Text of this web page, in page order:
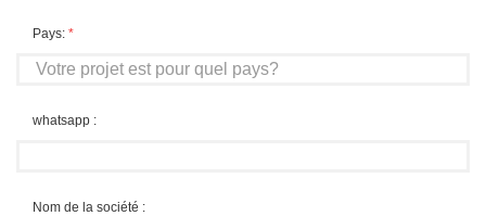
Pays: *
whatsapp :
Nom de la société :